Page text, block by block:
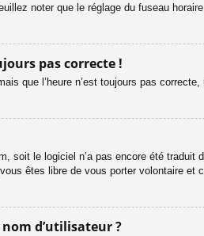
noter que le réglage du fuseau
pas correcte !
que l’heure n’est toujours pas
soit le logiciel n’a pas encore été
êtes libre de vous porter volontaire
d’utilisateur ?